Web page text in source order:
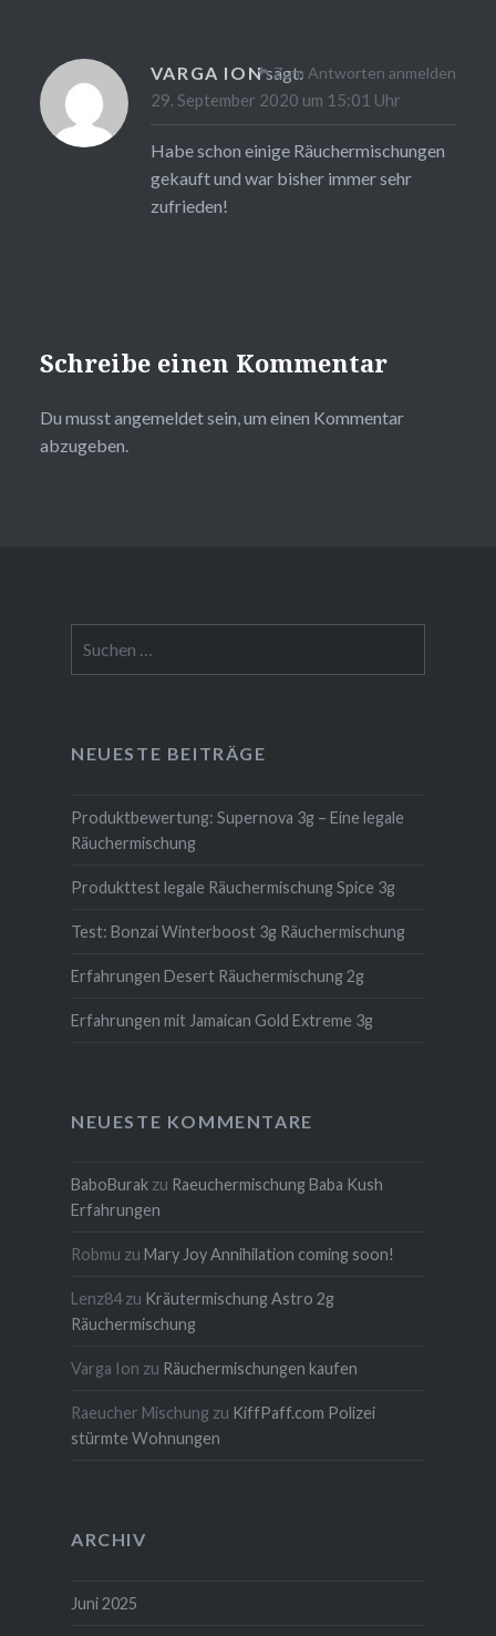
VARGA IONsagt:
29. September 2020 um 15:01 Uhr
Habe schon einige Räuchermischungen
gekauft und war bisher immer sehr
zufrieden!
Zum Antworten anmelden
Schreibe einen Kommentar
Du musstangemeldetsein, um einen Kommentar
abzugeben.
nach:
NEUESTE BEITRÄGE
Produktbewertung: Supernova 3g – Eine legale
Räuchermischung
Produkttest legale Räuchermischung Spice 3g
Test: Bonzai Winterboost 3g Räuchermischung
Erfahrungen Desert Räuchermischung 2g
Erfahrungen mit Jamaican Gold Extreme 3g
NEUESTE KOMMENTARE
BaboBurakzu Raeuchermischung Baba Kush
Erfahrungen
Robmu zu Mary Joy Annihilation coming soon!
Lenz84zu Kräutermischung Astro 2g
Räuchermischung
Varga Ion zu Räuchermischungen kaufen
Raeucher Mischung zu KiffPaff.com Polizei
stürmte Wohnungen
ARCHIV
Juni 2025